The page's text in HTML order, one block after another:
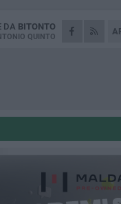
DA BITONTO
QUINTO